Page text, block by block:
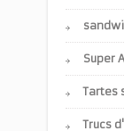
Super
Tartes
Trucs